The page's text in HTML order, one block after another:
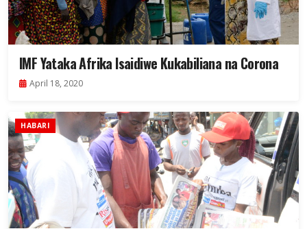
IMF Yataka Afrika Isaidiwe Kukabiliana na Corona
April 18, 2020
HABARI